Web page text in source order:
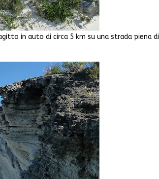
in auto di circa 5 km su una strada piena